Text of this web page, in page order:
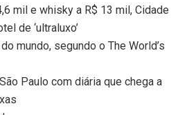
mil e whisky a R$ 13 mil, Cidade
de ‘ultraluxo’
mundo, segundo o The World’s
Paulo com diária que chega a